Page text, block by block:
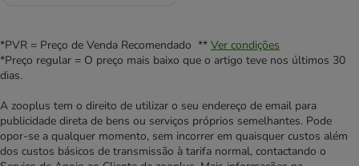
*PVR = Preço de Venda Recomendado ** Ver condições
*Preço regular = O preço mais baixo que o artigo teve nos últimos 30
dias.
A zooplus tem o direito de utilizar o seu endereço de email para
publicidade direta de bens ou serviços próprios semelhantes. Pode
opor-se a qualquer momento, sem incorrer em quaisquer custos além
dos custos básicos de transmissão à tarifa normal, contactando o